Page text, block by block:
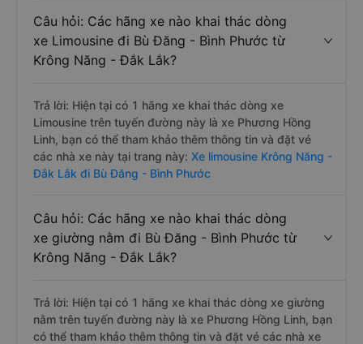
Câu hỏi: Các hãng xe nào khai thác dòng
xe Limousine đi Bù Đăng - Bình Phước từ
Krông Năng - Đắk Lắk?
Trả lời: Hiện tại có 1 hãng xe khai thác dòng xe
Limousine trên tuyến đường này là xe Phương Hồng
Linh, bạn có thể tham khảo thêm thông tin và đặt vé
các nhà xe này tại trang này: Xe limousine Krông Năng -
Đắk Lắk đi Bù Đăng - Bình Phước
Câu hỏi: Các hãng xe nào khai thác dòng
xe giường nằm đi Bù Đăng - Bình Phước từ
Krông Năng - Đắk Lắk?
Trả lời: Hiện tại có 1 hãng xe khai thác dòng xe giường
nằm trên tuyến đường này là xe Phương Hồng Linh, bạn
có thể tham khảo thêm thông tin và đặt vé các nhà xe